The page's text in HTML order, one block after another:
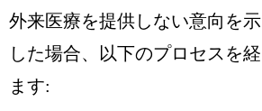
外来医療を提供しない意向を示
した場合、以下のプロセスを経
ます: